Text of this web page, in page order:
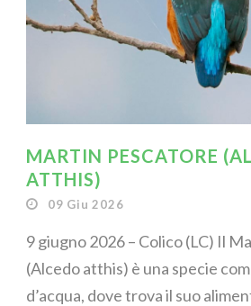
MARTIN PESCATORE
ATTHIS)
09 Giu 2026
9 giugno 2026 – Colico (LC) Il
(Alcedo atthis) è una specie
d’acqua, dove trova il suo